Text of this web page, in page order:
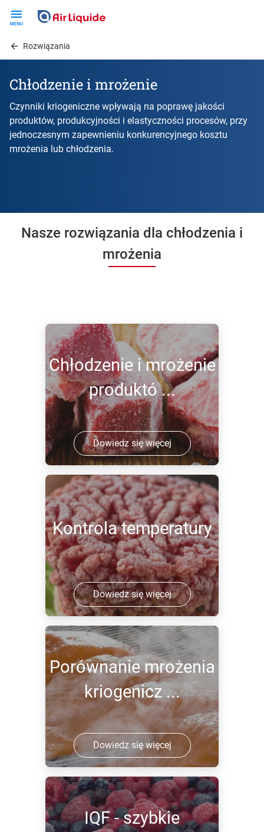
contentRozwiązania
Chłodzenie i mrożenie
Czynniki kriogeniczne wpływają na poprawę jakości
produktów, produkcyjności i elastyczności procesów, przy
jednoczesnym zapewnieniu konkurencyjnego kosztu
mrożenia lub chłodzenia.
Nasze rozwiązania dla chłodzenia i
mrożenia
Chłodzenie i mrożenie
produktó ...
Dowiedz się więcej
Kontrola temperatury
Dowiedz się więcej
Porównanie mrożenia
kriogenicz ...
Dowiedz się więcej
IQF - szybkie